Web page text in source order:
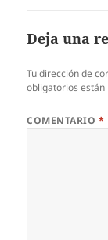
Deja una
Tu dirección de
obligatorios
COMENTARIO *